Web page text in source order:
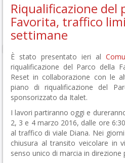
Riqualificazione del
Favorita, traffico
settimane
È stato presentato ieri al
riqualificazione del Parco della
Reset in collaborazione con le
piano di riqualificazione del
sponsorizzato da Italet.
I lavori partiranno oggi e
2, 3 e 4 marzo 2016, dalle ore
al traffico di viale Diana. Nei
chiusura al transito veicolare in
senso unico di marcia in direzione